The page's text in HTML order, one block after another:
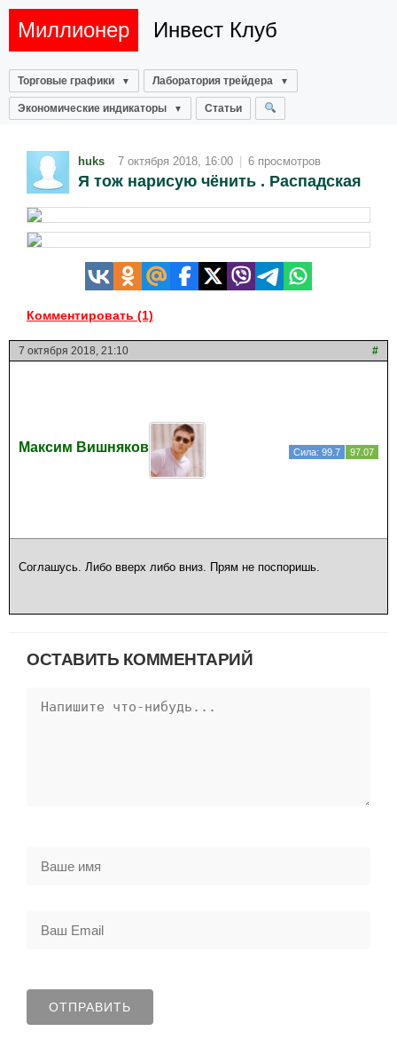
Миллионер Инвест Клуб
Торговые графики Лаборатория трейдера
Экономические индикаторы Статьи
huks 7 октября 2018, 16:00 | 6 просмотров
Я тож нарисую чёнить . Распадская
Комментировать (1)
7 октября 2018, 21:10 #
Максим Вишняков Сила: 99.7 97.07
Соглашусь. Либо вверх либо вниз. Прям не поспоришь.
ОСТАВИТЬ КОММЕНТАРИЙ